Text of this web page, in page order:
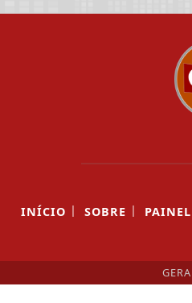
INÍCIO | SOBRE |
melhorar sua
de Uso e Privacidade.